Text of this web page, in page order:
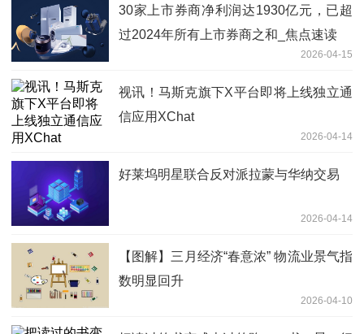
30家上市券商净利润达1930亿元，已超
过2024年所有上市券商之和_焦点速读
2026-04-15
视讯！马斯克旗下X平台即将上线独立通
信应用XChat
2026-04-14
好莱坞明星联合反对派拉蒙与华纳交易
2026-04-14
【图解】三月经济“春意浓” 物流业景气指
数明显回升
2026-04-10